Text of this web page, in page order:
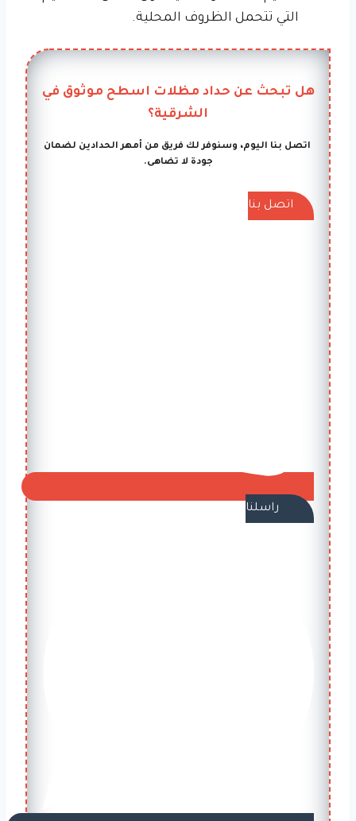
التي تتحمل الظروف المحلية.
هل تبحث عن حداد مظلات اسطح موثوق في
الشرقية؟
اتصل بنا اليوم، وسنوفر لك فريق من أمهر الحدادين لضمان
جودة لا تضاهى.
اتصل بنا
راسلنا